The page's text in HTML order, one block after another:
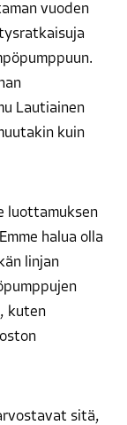
vuoden
Lautiainen
kuin
luottamuksen
halua olla
linjan
kuten
sitä,